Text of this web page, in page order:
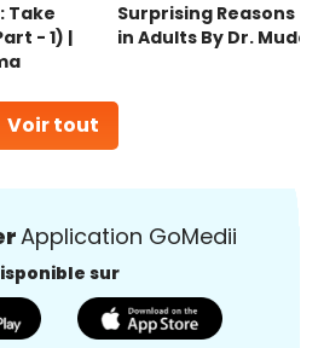
Voir tout
Take
- 1) |
Surprising Reasons
in Adults By Dr.
Application GoMedii
sur